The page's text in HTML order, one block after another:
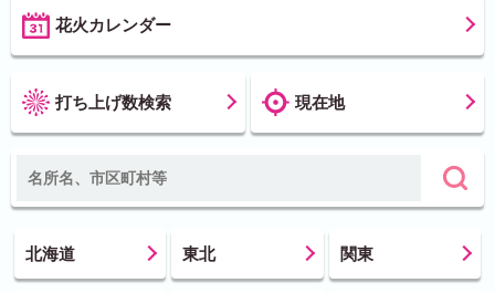
花火カレンダー
打ち上げ数検索 現在地
北海道 東北 関東